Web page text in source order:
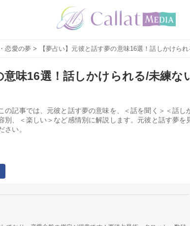
恋愛の夢 > 【夢占い】元彼と話す夢の意味16選！話しかけら
意味16選！話しかけられる/未練な
の記事では、元彼と話す夢の意味を、＜話を聞く＞＜話し
別、＜楽しい＞など感情別に解説します。元彼と話す夢を
さい。